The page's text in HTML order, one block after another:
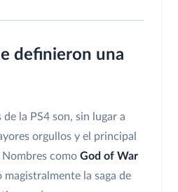
definieron una
la PS4 son, sin lugar a
orgullos y el principal
como God of War
la saga de